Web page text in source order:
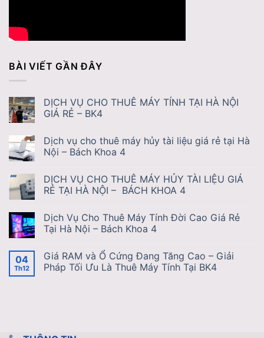
BÀI VIẾT GẦN ĐÂY
DỊCH VỤ CHO THUÊ MÁY TÍNH TẠI HÀ NỘI
GIÁ RẺ – BK4
Dịch vụ cho thuê máy hủy tài liệu giá rẻ tại Hà
Nội – Bách Khoa 4
DỊCH VỤ CHO THUÊ MÁY HỦY TÀI LIỆU GIÁ
RẺ TẠI HÀ NỘI – BÁCH KHOA 4
Dịch Vụ Cho Thuê Máy Tính Đời Cao Giá Rẻ
Tại Hà Nội – Bách Khoa 4
04
Th12
Giá RAM và Ổ Cứng Đang Tăng Cao – Giải
Pháp Tối Ưu Là Thuê Máy Tính Tại BK4